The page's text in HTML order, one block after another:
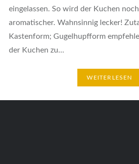
eingelassen. So wird der Kuchen
aromatischer. Wahnsinnig lecker!
Kastenform; Gugelhupfform
der Kuchen zu…
WEITERLESEN